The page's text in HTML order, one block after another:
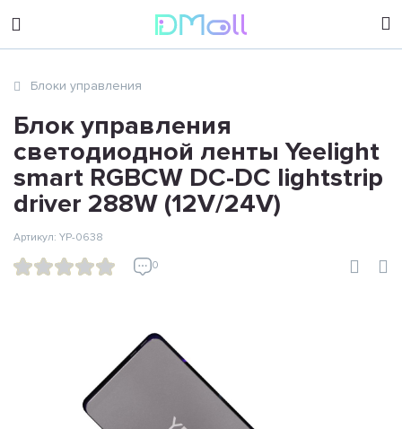
sales@dimoll.ru
Блоки управления
Блок управления
светодиодной ленты Yeelight
smart RGBCW DC-DC lightstrip
driver 288W (12V/24V)
0
Артикул: YP-0638